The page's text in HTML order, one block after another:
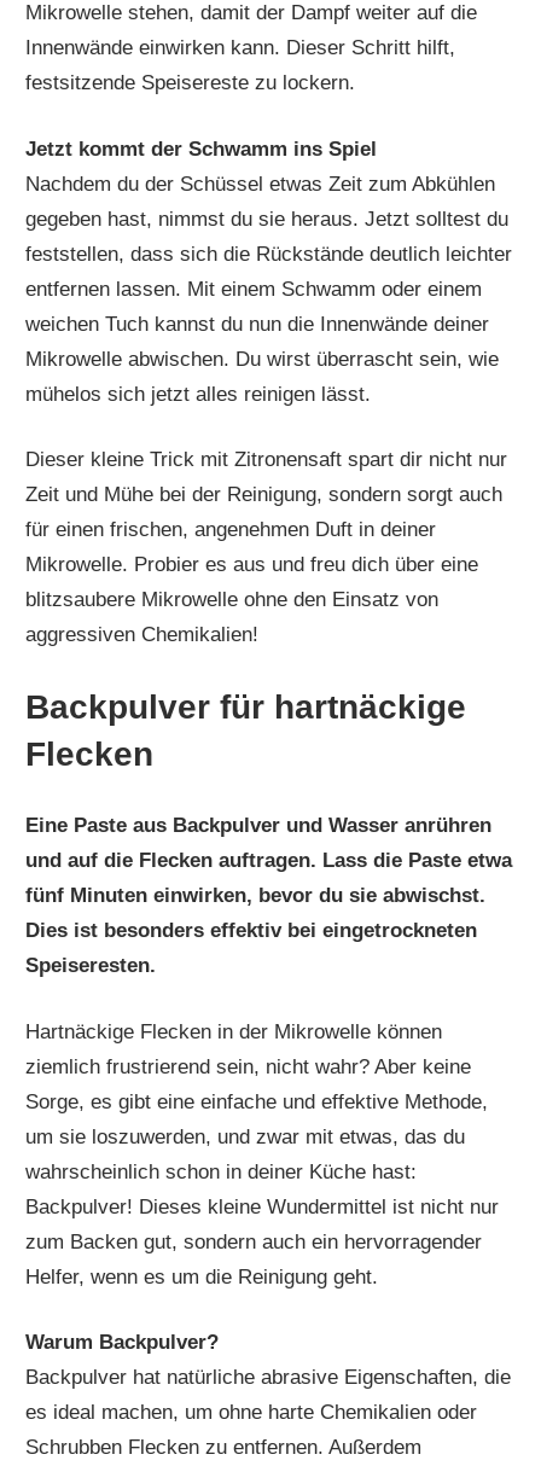
Mikrowelle stehen, damit der Dampf weiter auf die
Innenwände einwirken kann. Dieser Schritt hilft,
festsitzende Speisereste zu lockern.
Jetzt kommt der Schwamm ins Spiel
Nachdem du der Schüssel etwas Zeit zum Abkühlen
gegeben hast, nimmst du sie heraus. Jetzt solltest du
feststellen, dass sich die Rückstände deutlich leichter
entfernen lassen. Mit einem Schwamm oder einem
weichen Tuch kannst du nun die Innenwände deiner
Mikrowelle abwischen. Du wirst überrascht sein, wie
mühelos sich jetzt alles reinigen lässt.
Dieser kleine Trick mit Zitronensaft spart dir nicht nur
Zeit und Mühe bei der Reinigung, sondern sorgt auch
für einen frischen, angenehmen Duft in deiner
Mikrowelle. Probier es aus und freu dich über eine
blitzsaubere Mikrowelle ohne den Einsatz von
aggressiven Chemikalien!
Backpulver für hartnäckige
Flecken
Eine Paste aus Backpulver und Wasser anrühren
und auf die Flecken auftragen. Lass die Paste etwa
fünf Minuten einwirken, bevor du sie abwischst.
Dies ist besonders effektiv bei eingetrockneten
Speiseresten.
Hartnäckige Flecken in der Mikrowelle können
ziemlich frustrierend sein, nicht wahr? Aber keine
Sorge, es gibt eine einfache und effektive Methode,
um sie loszuwerden, und zwar mit etwas, das du
wahrscheinlich schon in deiner Küche hast:
Backpulver! Dieses kleine Wundermittel ist nicht nur
zum Backen gut, sondern auch ein hervorragender
Helfer, wenn es um die Reinigung geht.
Warum Backpulver?
Backpulver hat natürliche abrasive Eigenschaften, die
es ideal machen, um ohne harte Chemikalien oder
Schrubben Flecken zu entfernen. Außerdem